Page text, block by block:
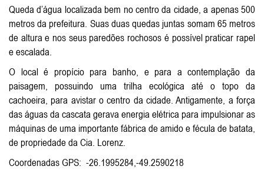
Queda d’água localizada bem no centro da cidade, a apenas 500
metros da prefeitura. Suas duas quedas juntas somam 65 metros
de altura e nos seus paredões rochosos é possível praticar rapel
e escalada.
O local é propício para banho, e para a contemplação da
paisagem, possuindo uma trilha ecológica até o topo da
cachoeira, para avistar o centro da cidade. Antigamente, a força
das águas da cascata gerava energia elétrica para impulsionar as
máquinas de uma importante fábrica de amido e fécula de batata,
de propriedade da Cia. Lorenz.
Coordenadas GPS: -26.1995284,-49.2590218